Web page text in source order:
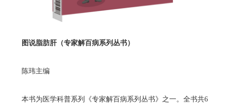
图说脂肪肝（专家解百病系列丛书）
陈玮主编
本书为医学科普系列《专家解百病系列丛书》之一。全书共6